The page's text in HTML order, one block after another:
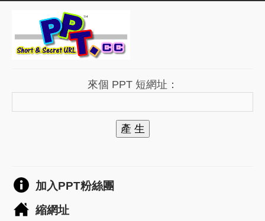
來個 PPT 短網址：
產 生
加入PPT粉絲團
縮網址